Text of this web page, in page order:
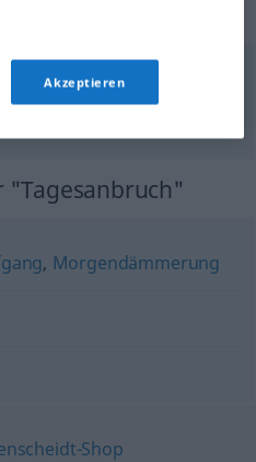
"Tagesanbruch"
"Tagesanbruch"
, Morgendämmerung
Akzeptieren